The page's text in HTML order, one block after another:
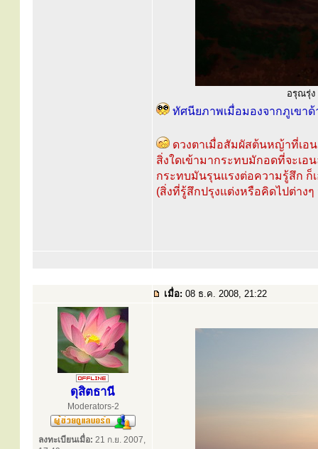
อรุณรุ่ง
ทัศนียภาพเมื่อมองจากภูเขา
ดวงตาเมื่อสัมผัสต้นหญ้าที่เอ
สิ่งใดเข้ามากระทบมักอดที่จะเอ
กระทบมันรุนแรงต่อความรู้สึก ก็
(สิ่งที่รู้สึกปรุงแต่งหรือคิดไปต่าง
เมื่อ: 08 ธ.ค. 2008, 21:22
ดุสิตธานี
Moderators-2
ลงทะเบียนเมื่อ: 21 ก.ย. 2007,